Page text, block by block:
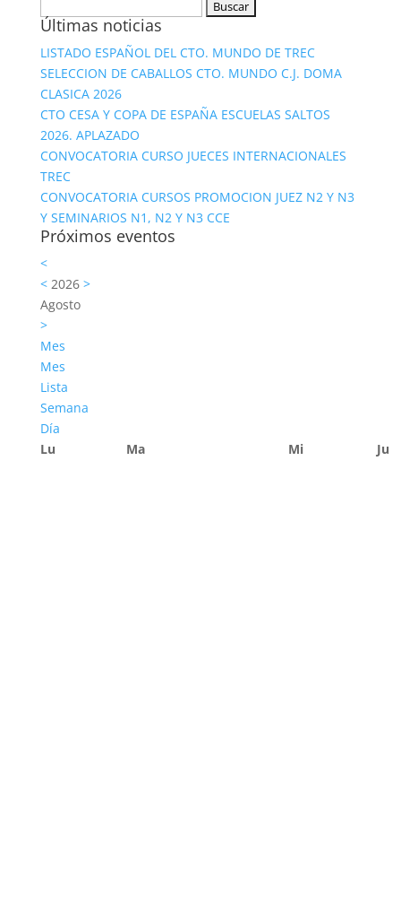
Últimas noticias
LISTADO ESPAÑOL DEL CTO. MUNDO DE TREC
SELECCION DE CABALLOS CTO. MUNDO C.J. DOMA
CLASICA 2026
CTO CESA Y COPA DE ESPAÑA ESCUELAS SALTOS
2026. APLAZADO
CONVOCATORIA CURSO JUECES INTERNACIONALES
TREC
CONVOCATORIA CURSOS PROMOCION JUEZ N2 Y N3
Y SEMINARIOS N1, N2 Y N3 CCE
Próximos eventos
<
<2026 >
Agosto
>
Mes
Mes
Lista
Semana
Día
Lu
Ma Mi Ju